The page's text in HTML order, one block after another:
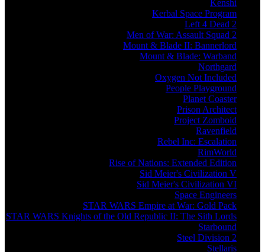
Kenshi
Kerbal Space Program
Left 4 Dead 2
Men of War: Assault Squad 2
Mount & Blade II: Bannerlord
Mount & Blade: Warband
Northgard
Oxygen Not Included
People Playground
Planet Coaster
Prison Architect
Project Zomboid
Ravenfield
Rebel Inc: Escalation
RimWorld
Rise of Nations: Extended Edition
Sid Meier's Civilization V
Sid Meier's Civilization VI
Space Engineers
STAR WARS Empire at War: Gold Pack
STAR WARS Knights of the Old Republic II: The Sith Lords
Starbound
Steel Division 2
Stellaris